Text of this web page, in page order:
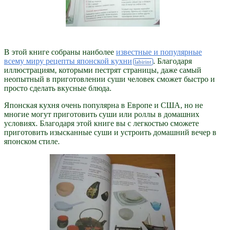
В этой книге собраны наиболее известные и популярные
всему миру рецепты японской кухни
. Благодаря
иллюстрациям, которыми пестрят страницы, даже самый
неопытный в приготовлении суши человек сможет быстро и
просто сделать вкусные блюда.
Японская кухня очень популярна в Европе и США, но не
многие могут приготовить суши или роллы в домашних
условиях. Благодаря этой книге вы с легкостью сможете
приготовить изысканные суши и устроить домашний вечер в
японском стиле.